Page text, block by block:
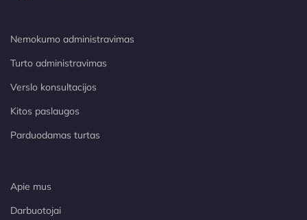
Nemokumo administravimas
Turto administravimas
Verslo konsultacijos
Kitos paslaugos
Parduodamas turtas
Apie mus
Darbuotojai